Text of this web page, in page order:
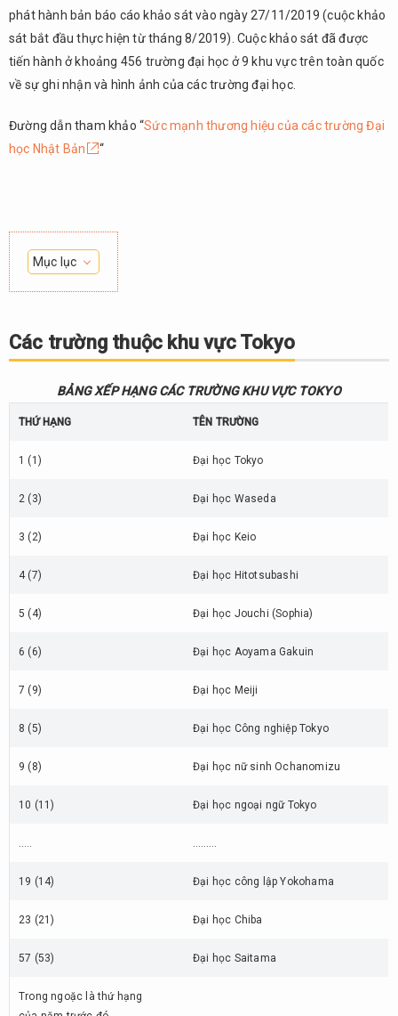
phát hành bản báo cáo khảo sát vào ngày 27/11/2019 (cuộc khảo
sát bắt đầu thực hiện từ tháng 8/2019). Cuộc khảo sát đã được
tiến hành ở khoảng 456 trường đại học ở 9 khu vực trên toàn quốc
về sự ghi nhận và hình ảnh của các trường đại học.
Đường dẫn tham khảo “Sức mạnh thương hiệu của các trường Đại
học Nhật Bản
“
Mục lục
1.
thuộc
Tokyo
Các
thuộc
vực
trường
khu
Kinki
Về
Các trường thuộc khu vực Tokyo
BẢNG XẾP HẠNG CÁC TRƯỜNG KHU VỰC TOKYO
THỨ HẠNG TÊN TRƯỜNG
1 (1) Đại học Tokyo
2 (3) Đại học Waseda
3 (2) Đại học Keio
4 (7) Đại học Hitotsubashi
5 (4) Đại học Jouchi (Sophia)
6 (6) Đại học Aoyama Gakuin
7 (9) Đại học Meiji
8 (5) Đại học Công nghiệp Tokyo
9 (8) Đại học nữ sinh Ochanomizu
10 (11) Đại học ngoại ngữ Tokyo
….. ………
19 (14) Đại học công lập Yokohama
23 (21) Đại học Chiba
57 (53) Đại học Saitama
Trong ngoặc là thứ hạng